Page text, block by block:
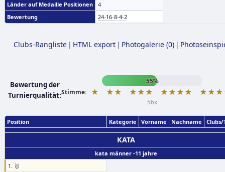
Länder auf Medaille Positionen
4
Bewertung
24-16-8-4-2
Clubs-Rangliste | HTML export | Photogalerie (0) |
Bewertung der
Turnierqualität:
55%
Stimme:
★ ★★ ★★★ ★★★★
56x
Position Kategorie Vorname Nachname Clubs/
KATA
kata männer -11 jahre
1. 🥇